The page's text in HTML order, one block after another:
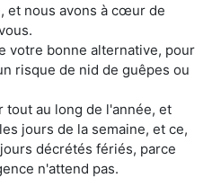
et nous avons à cœur de
votre bonne alternative, pour
risque de nid de guêpes ou
tout au long de l'année, et
jours de la semaine, et ce,
décrétés fériés, parce
n'attend pas.